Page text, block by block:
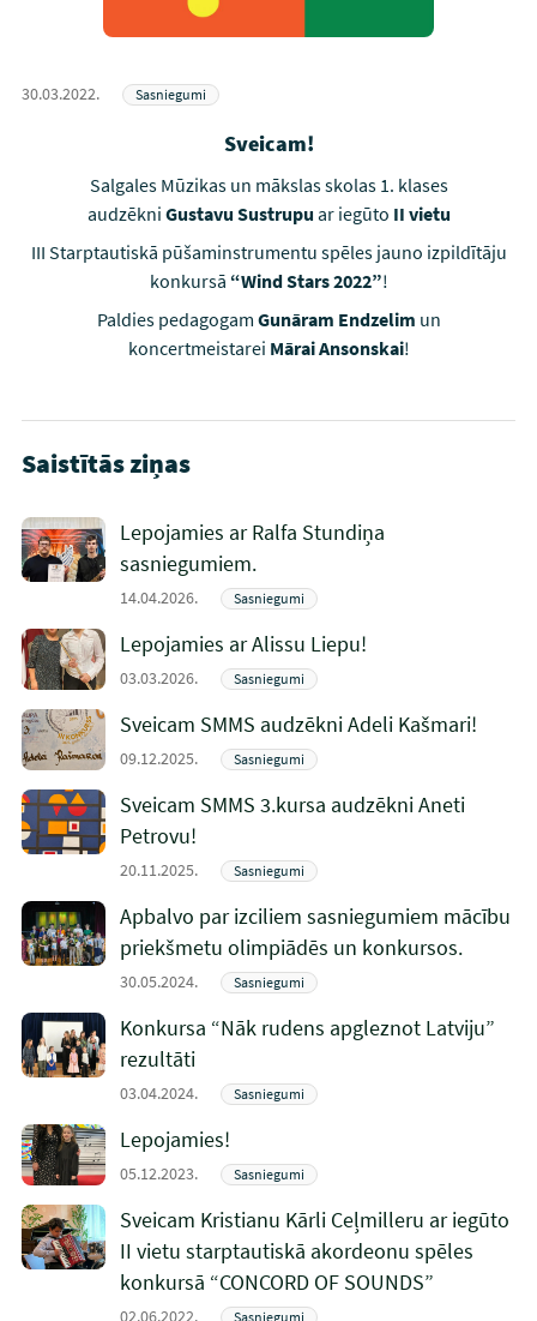
30.03.2022. Sasniegumi
Sveicam!
Salgales Mūzikas un mākslas skolas 1. klases
audzēkni Gustavu Sustrupu ar iegūto II vietu
III Starptautiskā pūšaminstrumentu spēles jauno izpildītāju
konkursā “Wind Stars 2022”!
Paldies pedagogam Gunāram Endzelim un
koncertmeistarei Mārai Ansonskai!
Saistītās ziņas
Lepojamies ar Ralfa Stundiņa
sasniegumiem.
14.04.2026. Sasniegumi
Lepojamies ar Alissu Liepu!
03.03.2026. Sasniegumi
Sveicam SMMS audzēkni Adeli Kašmari!
09.12.2025. Sasniegumi
Sveicam SMMS 3.kursa audzēkni Aneti
Petrovu!
20.11.2025. Sasniegumi
Apbalvo par izciliem sasniegumiem mācību
priekšmetu olimpiādēs un konkursos.
30.05.2024. Sasniegumi
Konkursa “Nāk rudens apgleznot Latviju”
rezultāti
03.04.2024. Sasniegumi
Lepojamies!
05.12.2023. Sasniegumi
Sveicam Kristianu Kārli Ceļmilleru ar iegūto
II vietu starptautiskā akordeonu spēles
konkursā “CONCORD OF SOUNDS”
02.06.2022. Sasniegumi